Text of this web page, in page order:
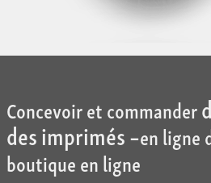
Concevoir et commander
des imprimés –en ligne
boutique en ligne